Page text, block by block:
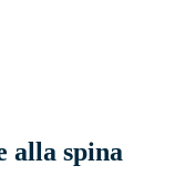
alla spina